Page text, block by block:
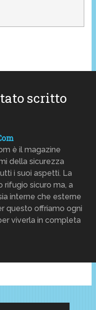
scritto
è il magazine
della sicurezza
i suoi aspetti. La
rifugio sicuro ma, a
interne che esterne
questo offriamo ogni
viverla in completa